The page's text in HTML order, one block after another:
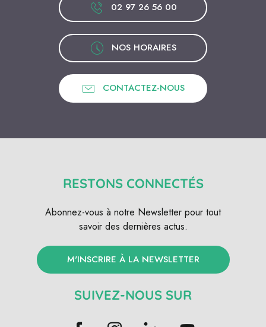
02 97 26 56 00
NOS HORAIRES
CONTACTEZ-NOUS
RESTONS CONNECTÉS
Abonnez-vous à notre Newsletter pour tout
savoir des dernières actus.
M'INSCRIRE À LA NEWSLETTER
SUIVEZ-NOUS SUR